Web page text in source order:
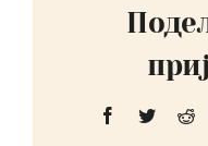
Facebook
Twitter